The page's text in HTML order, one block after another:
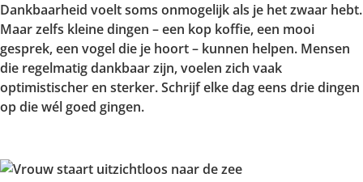
Dankbaarheid voelt soms onmogelijk als je het zwaar hebt.
Maar zelfs kleine dingen – een kop koffie, een mooi
gesprek, een vogel die je hoort – kunnen helpen. Mensen
die regelmatig dankbaar zijn, voelen zich vaak
optimistischer en sterker. Schrijf elke dag eens drie dingen
op die wél goed gingen.